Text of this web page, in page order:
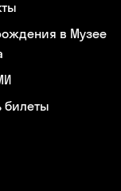
в Музее
билеты